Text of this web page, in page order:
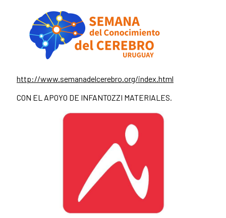
http://www.semanadelcerebro.org/index.html
CON EL APOYO DE INFANTOZZI MATERIALES.